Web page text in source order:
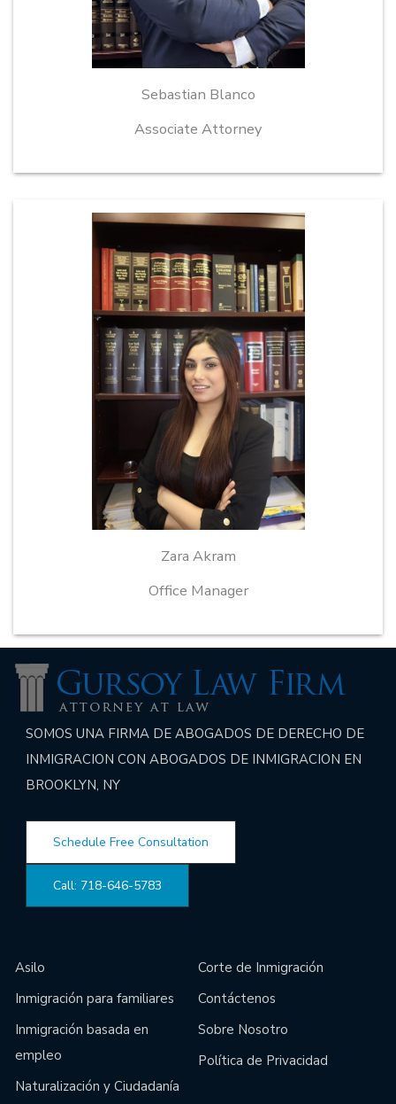
Sebastian Blanco
Associate Attorney
Zara Akram
Office Manager
SOMOS UNA FIRMA DE ABOGADOS DE DERECHO DE
INMIGRACION CON ABOGADOS DE INMIGRACION EN
BROOKLYN, NY
Schedule Free Consultation
Call: 718-646-5783
Asilo
Inmigración para familiares
Inmigración basada en
empleo
Naturalización y Ciudadanía
Corte de Inmigración
Contáctenos
Sobre Nosotro
Política de Privacidad